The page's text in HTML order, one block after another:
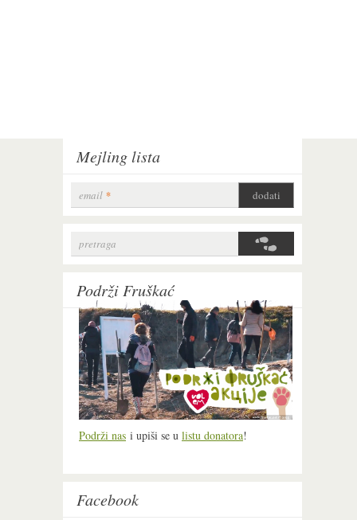
Mejling lista
email *
Search form
pretraga
Podrži Fruškać
Podrži nas i upiši se u listu donatora!
Facebook